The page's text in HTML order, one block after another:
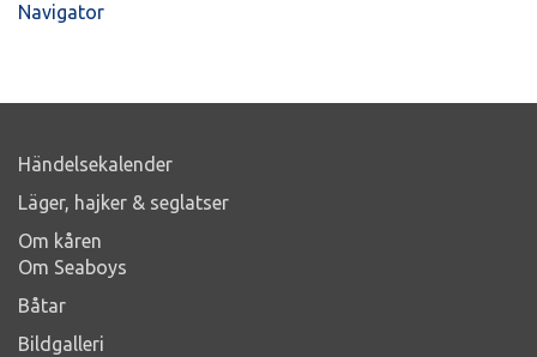
Navigator
Händelsekalender
Läger, hajker & seglatser
Om kåren
Om Seaboys
Båtar
Bildgalleri